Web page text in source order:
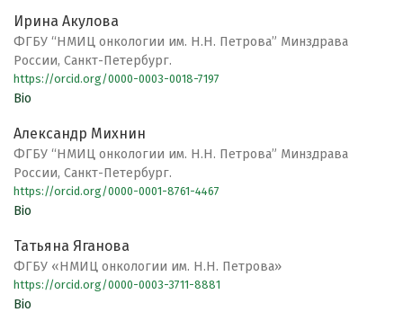
Ирина Акулова
ФГБУ “НМИЦ онкологии им. Н.Н. Петрова” Минздрава
России, Санкт-Петербург.
https://orcid.org/0000-0003-0018-7197
Bio
Александр Михнин
ФГБУ “НМИЦ онкологии им. Н.Н. Петрова” Минздрава
России, Санкт-Петербург.
https://orcid.org/0000-0001-8761-4467
Bio
Татьяна Яганова
ФГБУ «НМИЦ онкологии им. Н.Н. Петрова»
https://orcid.org/0000-0003-3711-8881
Bio